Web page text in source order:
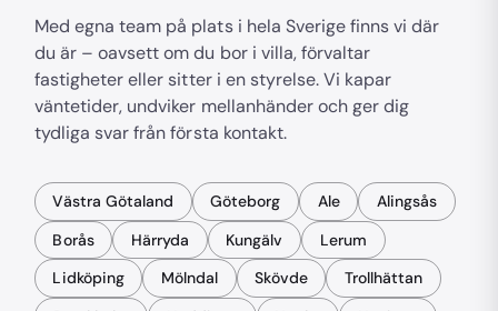
Med egna team på plats i hela Sverige finns vi där
du är – oavsett om du bor i villa, förvaltar
fastigheter eller sitter i en styrelse. Vi kapar
väntetider, undviker mellanhänder och ger dig
tydliga svar från första kontakt.
Västra Götaland Göteborg Ale
Alingsås
Borås
Härryda Kungälv
Lerum
Lidköping
Mölndal Skövde
Trollhättan